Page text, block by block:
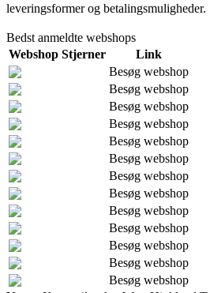
leveringsformer og betalingsmuligheder.
Bedst anmeldte webshops
Webshop Stjerner
Link
Besøg webshop
Besøg webshop
Besøg webshop
Besøg webshop
Besøg webshop
Besøg webshop
Besøg webshop
Besøg webshop
Besøg webshop
Besøg webshop
Besøg webshop
Besøg webshop
Besøg webshop